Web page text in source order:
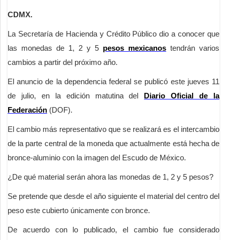
CDMX.
La Secretaría de Hacienda y Crédito Público dio a conocer que
las monedas de 1, 2 y 5 pesos mexicanos tendrán varios
cambios a partir del próximo año.
El anuncio de la dependencia federal se publicó este jueves 11
de julio, en la edición matutina del Diario Oficial de la
Federación (DOF).
El cambio más representativo que se realizará es el intercambio
de la parte central de la moneda que actualmente está hecha de
bronce-aluminio con la imagen del Escudo de México.
¿De qué material serán ahora las monedas de 1, 2 y 5 pesos?
Se pretende que desde el año siguiente el material del centro del
peso este cubierto únicamente con bronce.
De acuerdo con lo publicado, el cambio fue considerado